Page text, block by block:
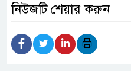
নিউজটি শেয়ার করুন